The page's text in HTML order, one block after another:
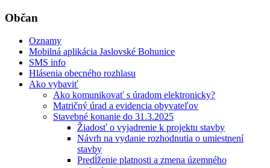
Občan
Oznamy
Mobilná aplikácia Jaslovské Bohunice
SMS info
Hlásenia obecného rozhlasu
Ako vybaviť
Ako komunikovať s úradom elektronicky?
Matričný úrad a evidencia obyvateľov
Stavebné konanie do 31.3.2025
Žiadosť o vyjadrenie k projektu stavby
Návrh na vydanie rozhodnutia o umiestnení
stavby
Predĺženie platnosti a zmena územného